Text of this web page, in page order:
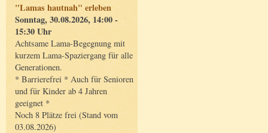
"Lamas hautnah" erleben
Sonntag, 30.08.2026, 14:00 -
15:30 Uhr
Achtsame Lama-Begegnung mit
kurzem Lama-Spaziergang für alle
Generationen.
* Barrierefrei * Auch für Senioren
und für Kinder ab 4 Jahren
geeignet *
Noch 8 Plätze frei (Stand vom
03.08.2026)